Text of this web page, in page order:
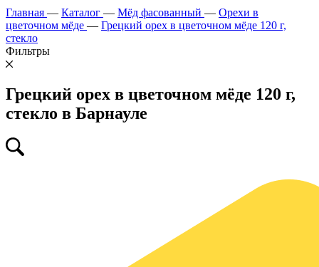
Главная — Каталог — Мёд фасованный — Орехи в
цветочном мёде — Грецкий орех в цветочном мёде 120 г,
стекло
Фильтры
Грецкий орех в цветочном мёде 120 г,
стекло в Барнауле